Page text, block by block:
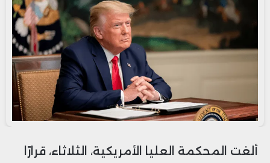
ألغت المحكمة العليا الأمريكية، الثلاثاء، قرارًا